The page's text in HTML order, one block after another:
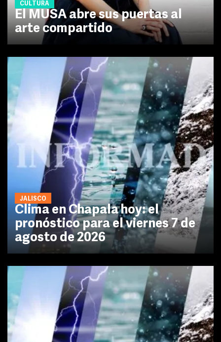
CULTURA
El MUSA abre sus puertas al
arte compartido
JALISCO
Clima en Chapala hoy: el
pronóstico para el viernes 7 de
agosto de 2026